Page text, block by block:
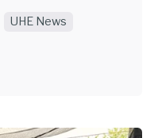
UHE News